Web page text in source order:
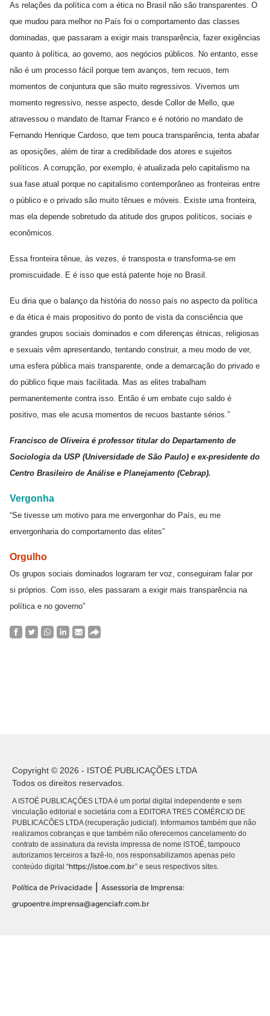
As relações da política com a ética no Brasil não são transparentes. O
que mudou para melhor no País foi o comportamento das classes
dominadas, que passaram a exigir mais transparência, fazer exigências
quanto à política, ao governo, aos negócios públicos. No entanto, esse
não é um processo fácil porque tem avanços, tem recuos, tem
momentos de conjuntura que são muito regressivos. Vivemos um
momento regressivo, nesse aspecto, desde Collor de Mello, que
atravessou o mandato de Itamar Franco e é notório no mandato de
Fernando Henrique Cardoso, que tem pouca transparência, tenta abafar
as oposições, além de tirar a credibilidade dos atores e sujeitos
políticos. A corrupção, por exemplo, é atualizada pelo capitalismo na
sua fase atual porque no capitalismo contemporâneo as fronteiras entre
o público e o privado são muito tênues e móveis. Existe uma fronteira,
mas ela depende sobretudo da atitude dos grupos políticos, sociais e
econômicos.
Essa fronteira tênue, às vezes, é transposta e transforma-se em
promiscuidade. E é isso que está patente hoje no Brasil.
Eu diria que o balanço da história do nosso país no aspecto da política
e da ética é mais propositivo do ponto de vista da consciência que
grandes grupos sociais dominados e com diferenças étnicas, religiosas
e sexuais vêm apresentando, tentando construir, a meu modo de ver,
uma esfera pública mais transparente, onde a demarcação do privado e
do público fique mais facilitada. Mas as elites trabalham
permanentemente contra isso. Então é um embate cujo saldo é
positivo, mas ele acusa momentos de recuos bastante sérios.”
Francisco de Oliveira é professor titular do Departamento de
Sociologia da USP (Universidade de São Paulo) e ex-presidente do
Centro Brasileiro de Análise e Planejamento (Cebrap).
Vergonha
“Se tivesse um motivo para me envergonhar do País, eu me
envergonharia do comportamento das elites”
Orgulho
Os grupos sociais dominados lograram ter voz, conseguiram falar por
si próprios. Com isso, eles passaram a exigir mais transparência na
política e no governo”
Copyright © 2026 - ISTOÉ PUBLICAÇÕES LTDA
Todos os direitos reservados.
A ISTOÉ PUBLICAÇÕES LTDA é um portal digital independente e sem
vinculação editorial e societária com a EDITORA TRES COMÉRCIO DE
PUBLICACÕES LTDA (recuperação judicial). Informamos também que não
realizamos cobranças e que também não oferecemos cancelamento do
contrato de assinatura da revista impressa de nome ISTOÉ, tampouco
autorizamos terceiros a fazê-lo, nos responsabilizamos apenas pelo
conteúdo digital “https://istoe.com.br” e seus respectivos sites.
Política de Privacidade
Assessoria de Imprensa:
grupoentre.imprensa@agenciafr.com.br